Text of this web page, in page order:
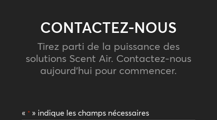
CONTACTEZ-NOUS
Tirez parti de la puissance des
solutions Scent Air. Contactez-nous
aujourd’hui pour commencer.
« *» indique les champs nécessaires